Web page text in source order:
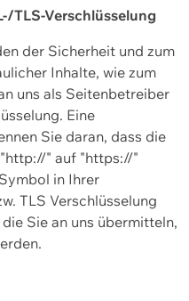
TLS-Verschlüsselung
der Sicherheit und zum
Inhalte, wie zum
uns als Seitenbetreiber
Eine
Sie daran, dass die
" auf "https://"
in Ihrer
TLS Verschlüsselung
Sie an uns übermitteln,